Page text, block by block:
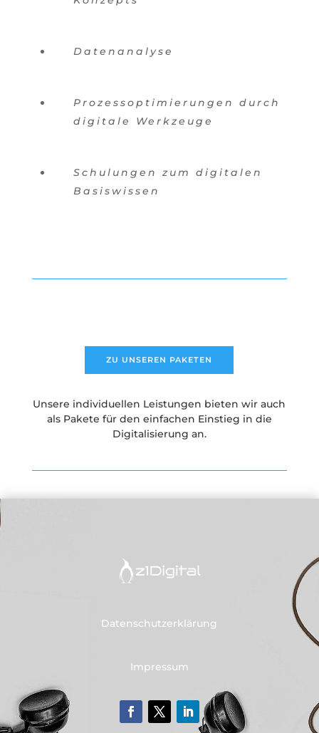
Datenanalyse
Prozessoptimierungen durch
digitale Werkzeuge
Schulungen zum digitalen
Basiswissen
ZU UNSEREN PAKETEN
Unsere individuellen Leistungen bieten wir auch
als Pakete für den einfachen Einstieg in die
Digitalisierung an.
Datenschutzerklärung
Impressum